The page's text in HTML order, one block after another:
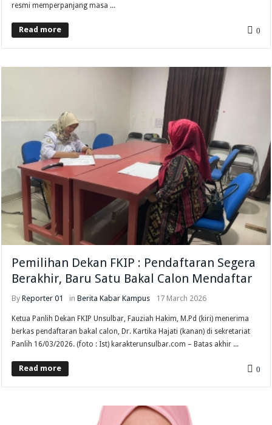
resmi memperpanjang masa ...
Read more 0
Pemilihan Dekan FKIP : Pendaftaran Segera
Berakhir, Baru Satu Bakal Calon Mendaftar
ByReporter 01 inBerita Kabar Kampus 17 March 2026
Ketua Panlih Dekan FKIP Unsulbar, Fauziah Hakim, M.Pd (kiri) menerima
berkas pendaftaran bakal calon, Dr. Kartika Hajati (kanan) di sekretariat
Panlih 16/03/2026. (foto : Ist) karakterunsulbar.com – Batas akhir ...
Read more 0